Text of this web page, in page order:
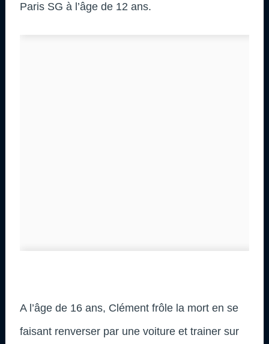
Paris SG à l’âge de 12 ans.
A l’âge de 16 ans, Clément frôle la mort en se
faisant renverser par une voiture et trainer sur